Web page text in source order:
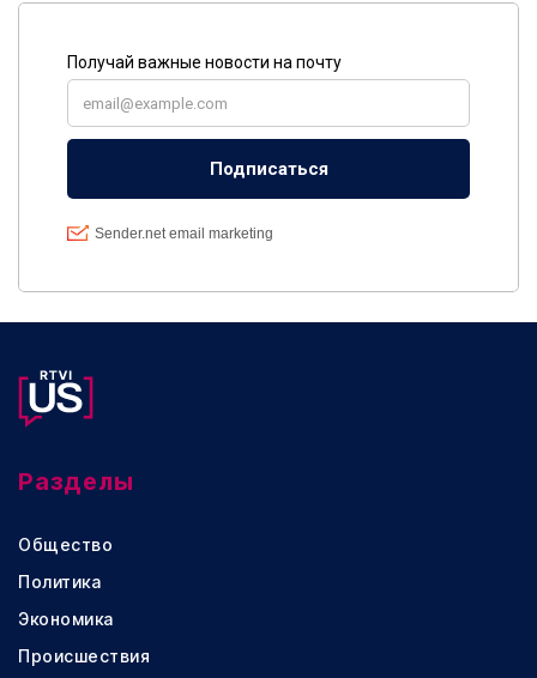
Разделы
Общество
Политика
Экономика
Происшествия